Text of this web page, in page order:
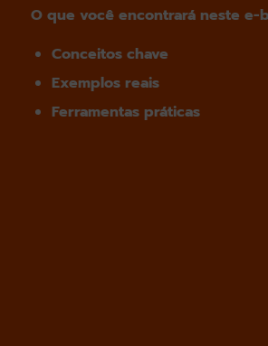
O que você encontrará neste e-
Conceitos chave
Exemplos reais
Ferramentas práticas